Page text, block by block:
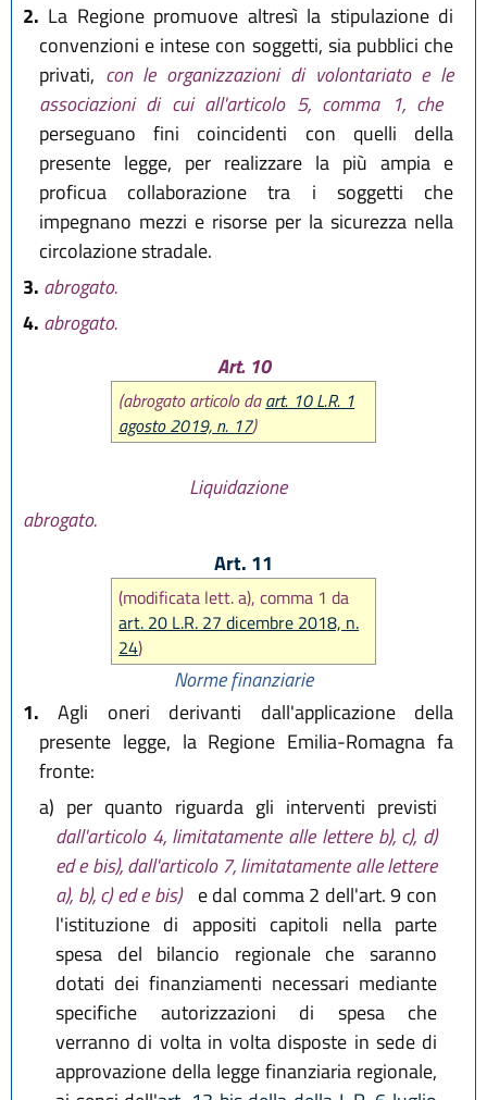
2. La Regione promuove altresì la stipulazione di
convenzioni e intese con soggetti, sia pubblici che
privati, con le organizzazioni di volontariato e le
associazioni di cui all'articolo 5, comma 1, che
perseguano fini coincidenti con quelli della
presente legge, per realizzare la più ampia e
proficua collaborazione tra i soggetti che
impegnano mezzi e risorse per la sicurezza nella
circolazione stradale.
3. abrogato.
4. abrogato.
Art. 10
(abrogato articolo daart. 10 L.R. 1
agosto 2019, n. 17)
Liquidazione
abrogato.
Art. 11
(modificata lett. a), comma 1 da
art. 20 L.R. 27 dicembre 2018, n.
24)
Norme finanziarie
1. Agli oneri derivanti dall'applicazione della
presente legge, la Regione Emilia-Romagna fa
fronte:
a) per quanto riguarda gli interventi previsti
dall'articolo 4, limitatamente alle lettere b), c), d)
ed e bis), dall'articolo 7, limitatamente alle lettere
a), b), c) ed e bis) e dal comma 2 dell'art. 9 con
l'istituzione di appositi capitoli nella parte
spesa del bilancio regionale che saranno
dotati dei finanziamenti necessari mediante
specifiche autorizzazioni di spesa che
verranno di volta in volta disposte in sede di
approvazione della legge finanziaria regionale,